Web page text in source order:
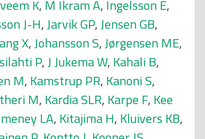
K, M Ikram A, Ingelsson E,
J-H,Jarvik GP,Jensen GB,
X,Johansson S,Jørgensen ME,
P,J Jukema W, Kahali B,
M, Kamstrup PR, Kanoni S,
M, Kardia SLR, Karpe F, Kee
LA, Kitajima H, Kluivers KB,